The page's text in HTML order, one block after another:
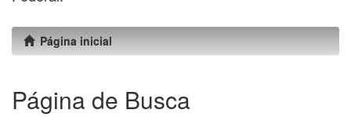
Página inicial
Página de Busca